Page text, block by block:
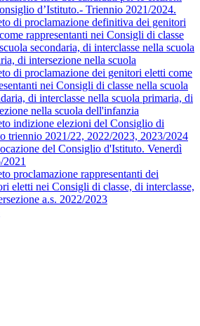
d’Istituto.- Triennio 2021/2024.
di proclamazione definitiva dei genitori
rappresentanti nei Consigli di classe
secondaria, di interclasse nella scuola
di intersezione nella scuola
di proclamazione dei genitori eletti come
nei Consigli di classe nella scuola
di interclasse nella scuola primaria, di
nella scuola dell'infanzia
indizione elezioni del Consiglio di
triennio 2021/22, 2022/2023, 2023/2024
del Consiglio d'Istituto. Venerdì
2021
proclamazione rappresentanti dei
eletti nei Consigli di classe, di interclasse,
a.s. 2022/2023